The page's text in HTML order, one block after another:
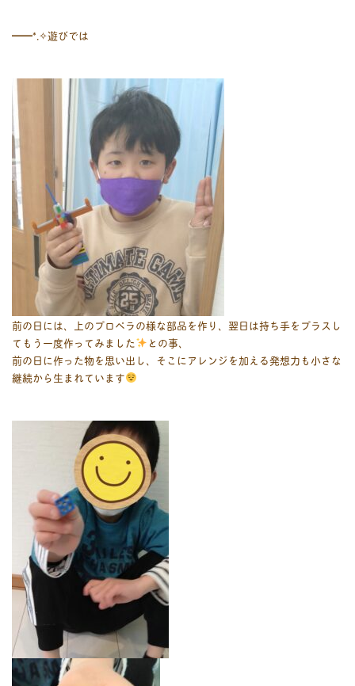
━━*⁠.⁠✧遊びでは
前の日には、上のプロペラの様な部品を作り、翌日は持ち手をプラスし
てもう一度作ってみました
との事、
前の日に作った物を思い出し、そこにアレンジを加える発想力も小さな
継続から生まれています